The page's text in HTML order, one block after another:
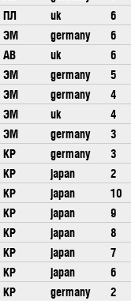
ПЛ
uk 6
ЭМ
germany 6
АВ
uk 6
ЭМ
germany 5
ЭМ
germany 4
ЭМ
uk 4
ЭМ
germany 3
КР
germany 3
КР
japan 2
КР
japan 10
КР
japan 9
КР
japan 8
КР
japan 7
КР
japan 6
КР
germany 2